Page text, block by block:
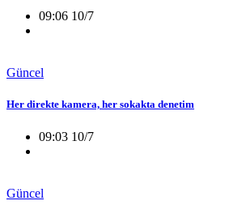
09:06 10/7
Güncel
Her direkte kamera, her sokakta denetim
09:03 10/7
Güncel